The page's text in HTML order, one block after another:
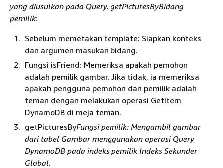
yang diusulkan pada Query. getPicturesByBidang
pemilik:
Sebelum memetakan template: Siapkan konteks
dan argumen masukan bidang.
Fungsi isFriend: Memeriksa apakah pemohon
adalah pemilik gambar. Jika tidak, ia memeriksa
apakah pengguna pemohon dan pemilik adalah
teman dengan melakukan operasi GetItem
DynamoDB di meja teman.
getPicturesByFungsi pemilik: Mengambil gambar
dari tabel Gambar menggunakan operasi Query
DynamoDB pada indeks pemilik Indeks Sekunder
Global.